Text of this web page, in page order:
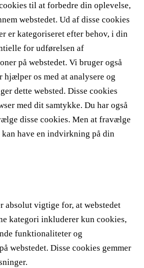
til at forbedre din oplevelse,
webstedet. Ud af disse cookies
er kategoriseret efter behov, i din
for udførelsen af
på webstedet. Vi bruger også
hjælper os med at analysere og
dette websted. Disse cookies
med dit samtykke. Du har også
disse cookies. Men at fravælge
have en indvirkning på din
absolut vigtige for, at webstedet
kategori inkluderer kun cookies,
funktionaliteter og
webstedet. Disse cookies gemmer